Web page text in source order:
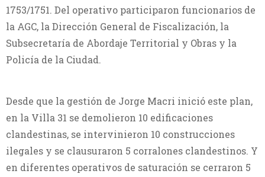
1753/1751. Del operativo participaron funcionarios de
la AGC, la Dirección General de Fiscalización, la
Subsecretaría de Abordaje Territorial y Obras y la
Policía de la Ciudad.
Desde que la gestión de Jorge Macri inició este plan,
en la Villa 31 se demolieron 10 edificaciones
clandestinas, se intervinieron 10 construcciones
ilegales y se clausuraron 5 corralones clandestinos. Y
en diferentes operativos de saturación se cerraron 5